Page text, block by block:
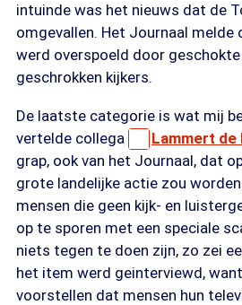
intuinde was het nieuws dat de
omgevallen. Het Journaal melde
werd overspoeld door
geschrokken kijkers.
De laatste categorie is wat mij
vertelde collega
Lammert de
grap, ook van het Journaal, dat
grote landelijke actie zou
mensen die geen kijk- en
op te sporen met een speciale
niets tegen te doen zijn, zo zei
het item werd geinterviewd,
voorstellen dat mensen hun